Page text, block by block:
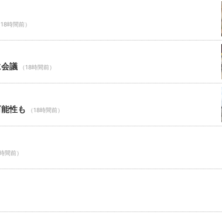
18時間前）
議 （18時間前）
性も （18時間前）
間前）